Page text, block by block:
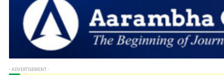
- ADVERTISEMENT -